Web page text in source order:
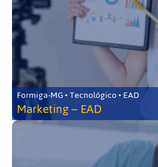
Formiga-MG • Tecnológico • EAD
Marketing – EAD